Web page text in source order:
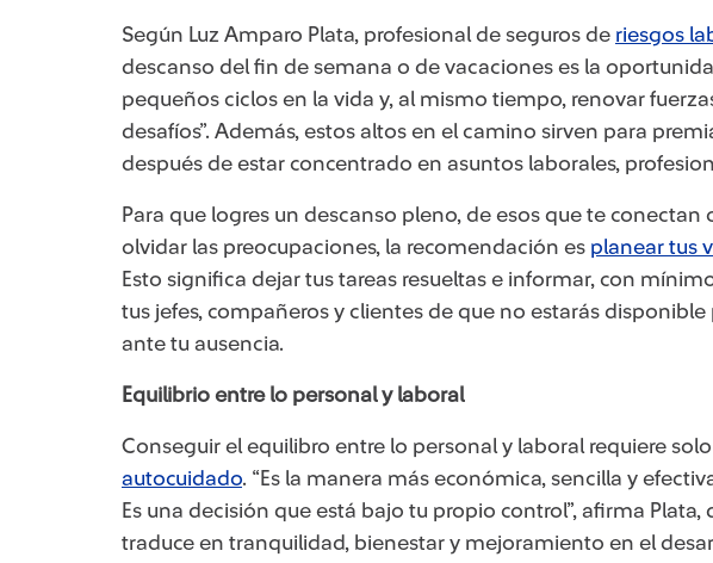
Según Luz Amparo Plata, profesional de seguros de riesgos
descanso del fin de semana o de vacaciones es la
pequeños ciclos en la vida y, al mismo tiempo, renovar
desafíos”. Además, estos altos en el camino sirven para
después de estar concentrado en asuntos laborales,
Para que logres un descanso pleno, de esos que te conectan
olvidar las preocupaciones, la recomendación es planear tus
Esto significa dejar tus tareas resueltas e informar, con
tus jefes, compañeros y clientes de que no estarás
ante tu ausencia.
Equilibrio entre lo perso​​​nal y laboral
Conseguir el equilibro entre lo personal y laboral requiere
autocuidado. “Es la manera más económica, sencilla y
Es una decisión que está bajo tu propio control”, afirma
traduce en tranquilidad, bienestar y mejoramiento en el